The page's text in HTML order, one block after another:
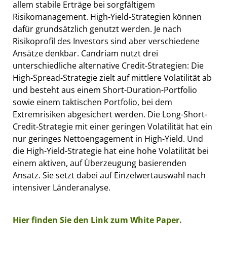
allem stabile Erträge bei sorgfältigem
Risikomanagement. High-Yield-Strategien können
dafür grundsätzlich genutzt werden. Je nach
Risikoprofil des Investors sind aber verschiedene
Ansätze denkbar. Candriam nutzt drei
unterschiedliche alternative Credit-Strategien: Die
High-Spread-Strategie zielt auf mittlere Volatilität ab
und besteht aus einem Short-Duration-Portfolio
sowie einem taktischen Portfolio, bei dem
Extremrisiken abgesichert werden. Die Long-Short-
Credit-Strategie mit einer geringen Volatilität hat ein
nur geringes Nettoengagement in High-Yield. Und
die High-Yield-Strategie hat eine hohe Volatilität bei
einem aktiven, auf Überzeugung basierenden
Ansatz. Sie setzt dabei auf Einzelwertauswahl nach
intensiver Länderanalyse.
Hier finden Sie den Link zum White Paper.